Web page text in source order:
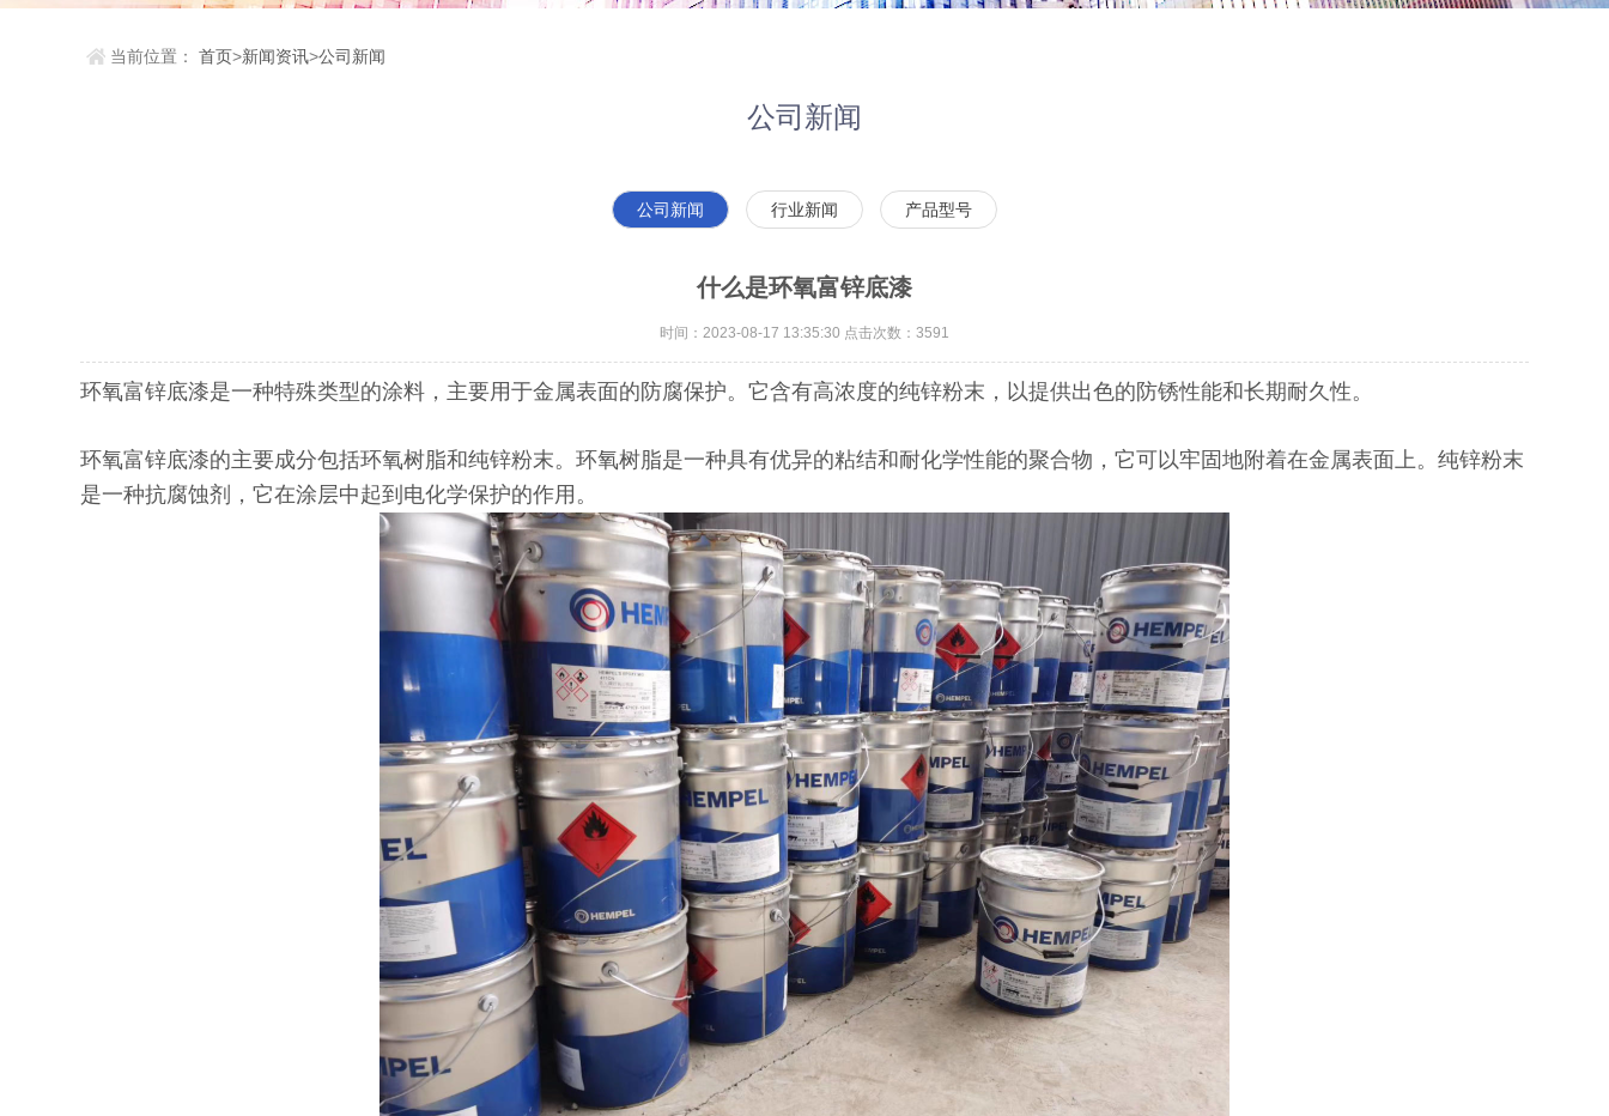
当前位置：首页>新闻资讯>公司新闻
公司新闻
公司新闻 行业新闻 产品型号
什么是环氧富锌底漆
时间：2023-08-17 13:35:30 点击次数：3591
环氧富锌底漆是一种特殊类型的涂料，主要用于金属表面的防腐保护。它含有高浓度的纯锌粉末，以提供出色的防锈性能和长期耐久性。
环氧富锌底漆的主要成分包括环氧树脂和纯锌粉末。环氧树脂是一种具有优异的粘结和耐化学性能的聚合物，它可以牢固地附着在金属表面上。纯锌粉末
是一种抗腐蚀剂，它在涂层中起到电化学保护的作用。